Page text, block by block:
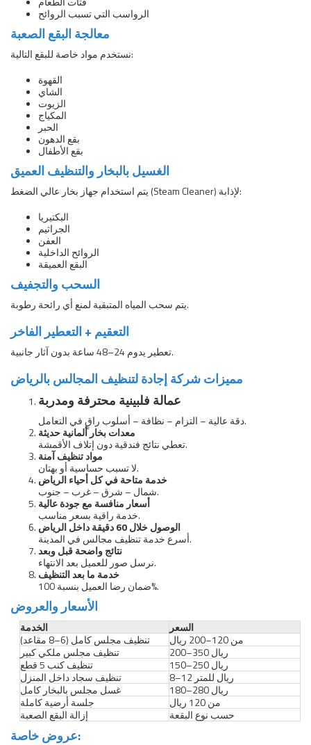
الرواسب التي تسبب الروائح
معالجة البقع الصعبة
نستخدم مواد خاصة للبقع التالية:
القهوة
الشاي
الزيوت
المكياج
الحبر
بقع الدهون
بقع الأطفال
الغسيل بالبخار والتنظيف العميق
يتم استخدام جهاز بخار عالي الضغط (Steam Cleaner) لإذابة:
البكتيريا
الجراثيم
العفن
الروائح الداخلية
البقع العميقة
السحب والتجفيف
يتم سحب المياه المتبقية لمنع أي رائحة رطوبة.
التعقيم + التعطير الفاخر
تعطير يدوم 24–48 ساعة بدون آثار جانبية.
مميزات شركة إجادة لتنظيف المجالس بالرياض
عمالة فلبينية محترفة ومدربة
دقة عالية – التزام – نظافة – أسلوب راقٍ في التعامل.
معدات بخار ألمانية حديثة
تعطي نتائج فندقية دون إتلاف الأقمشة.
مواد تنظيف آمنة
لا تسبب حساسية أو بهتان.
خدمة متاحة في كل أحياء الرياض
شمال – شرق – غرب – جنوب.
أسعار منافسة مع جودة عالية
خدمة راقية بسعر مناسب.
الوصول خلال 60 دقيقة داخل الرياض
أسرع خدمة تنظيف مجالس في المدينة.
نتائج واضحة قبل وبعد
نرسل صور للعميل بعد الانتهاء.
خدمة ما بعد التنظيف
ضمان رضا العميل بنسبة 100%.
الأسعار والعروض
الخدمة
السعر
تنظيف مجلس كامل (6–8 مقاعد)
من 120–200 ريال
تنظيف مجلس ملكي كبير
200–350 ريال
تنظيف كنب 5 قطع
150–250 ريال
تنظيف سجاد داخل المنزل
8–12 ريال للمتر
غسل مجلس بالبخار كامل
180–280 ريال
جلسة أرضية كاملة
من 120 ريال
إزالة البقع الصعبة
حسب نوع البقعة
عروض خاصة: